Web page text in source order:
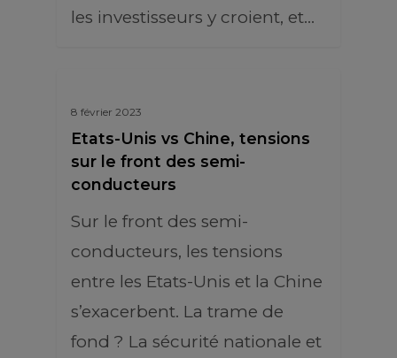
les investisseurs y croient, et…
8 février 2023
Etats-Unis vs Chine, tensions
sur le front des semi-
conducteurs
Sur le front des semi-
conducteurs, les tensions
entre les Etats-Unis et la Chine
s’exacerbent. La trame de
fond ? La sécurité nationale et